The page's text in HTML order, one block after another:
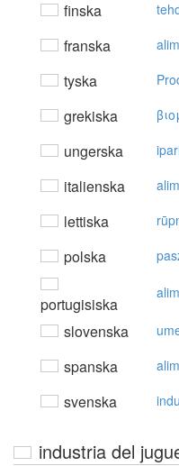
finska
franska
tyska
grekiska
ungerska
italienska
lettiska
polska
portugisiska
slovenska
spanska
svenska
industria del